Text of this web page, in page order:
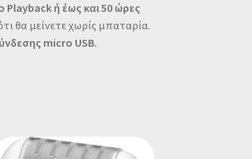
Playback ή έως και 50 ώρες
θα μείνετε χωρίς μπαταρία.
micro USB.